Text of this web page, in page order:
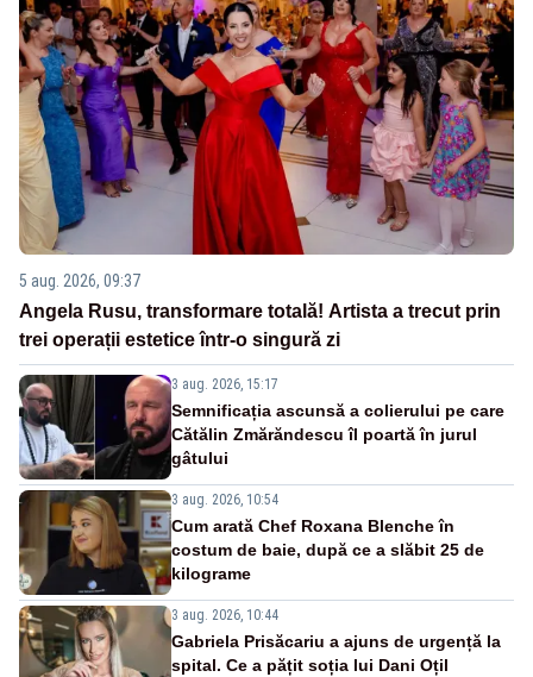
5 aug. 2026, 09:37
Angela Rusu, transformare totală! Artista a trecut prin
trei operații estetice într-o singură zi
3 aug. 2026, 15:17
Semnificația ascunsă a colierului pe care
Cătălin Zmărăndescu îl poartă în jurul
gâtului
3 aug. 2026, 10:54
Cum arată Chef Roxana Blenche în
costum de baie, după ce a slăbit 25 de
kilograme
3 aug. 2026, 10:44
Gabriela Prisăcariu a ajuns de urgență la
spital. Ce a pățit soția lui Dani Oțil